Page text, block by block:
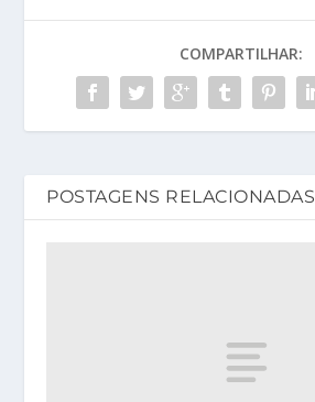
COMPARTILHAR:
POSTAGENS RELACIONADAS